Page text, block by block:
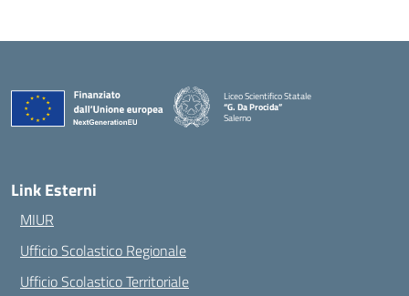
Liceo Scientifico Statale
“G. Da Procida”
Salerno
Link Esterni
MIUR
Ufficio Scolastico Regionale
Ufficio Scolastico Territoriale